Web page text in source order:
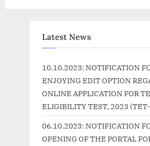
Latest News
10.10.2023: NOTIFICATION
ENJOYING EDIT OPTION
ONLINE APPLICATION FOR
ELIGIBILITY TEST, 2023
06.10.2023: NOTIFICATION
OPENING OF THE PORTAL